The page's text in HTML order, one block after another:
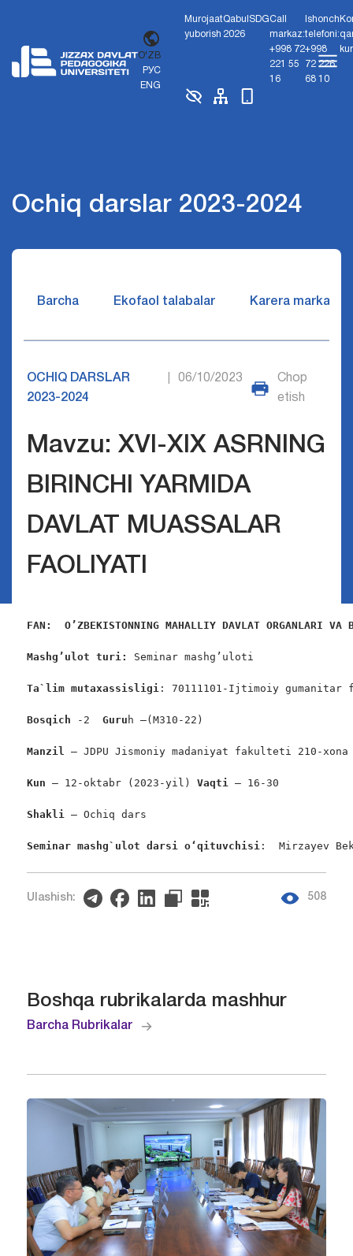
O'ZB
РУС
ENG
Murojaat
yuborish
Qabul
2026
SDGCall
markaz:
+998 72
221 55
16
Ishonch
telefoni:
+998
72 226
68 10
Ochiq darslar 2023-2024
Barcha Ekofaol talabalar Karera markazi
OCHIQ DARSLAR
2023-2024
06/10/2023
Chop
etish
Mavzu: XVI-XIX ASRNING
BIRINCHI YARMIDA
DAVLAT MUASSALAR
FAOLIYATI
FAN:  O’ZBEKISTONNING MAHALLIY DAVLAT ORGANLARI
Mashg’ulot turi: Seminar mashg’uloti
Ta`lim mutaxassisligi: 70111101-Ijtimoiy
Bosqich -2 Guru h –(M310-22)
Manzil – JDPU Jismoniy madaniyat fakulteti 210-xona
Kun – 12-oktabr (2023-yil) Vaqti – 16-30
Shakli – Ochiq dars
Seminar mashg`ulot darsi o‘qituvchisi:  Mirzayev
Ulashish: 508
Boshqa rubrikalarda mashhur
Barcha Rubrikalar